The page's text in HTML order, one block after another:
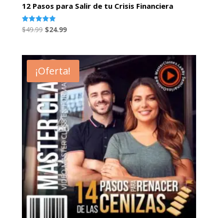
12 Pasos para Salir de tu Crisis Financiera
Valorado
con
$49.99 El
era:
$49.99.
$24.99El
es:
$24.99.
¡Oferta!